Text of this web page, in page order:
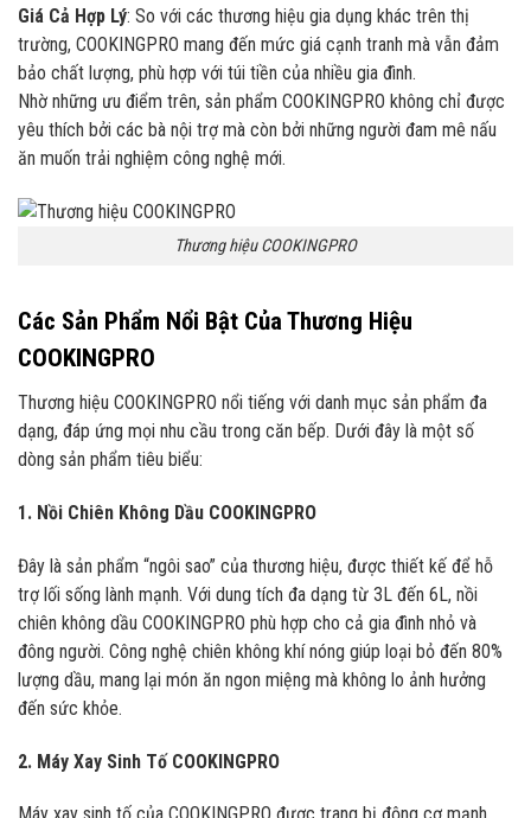
Giá Cả Hợp Lý: So với các thương hiệu gia dụng khác trên thị
trường, COOKINGPRO mang đến mức giá cạnh tranh mà vẫn đảm
bảo chất lượng, phù hợp với túi tiền của nhiều gia đình.
Nhờ những ưu điểm trên, sản phẩm COOKINGPRO không chỉ được
yêu thích bởi các bà nội trợ mà còn bởi những người đam mê nấu
ăn muốn trải nghiệm công nghệ mới.
Thương hiệu COOKINGPRO
Các Sản Phẩm Nổi Bật Của Thương Hiệu
COOKINGPRO
Thương hiệu COOKINGPRO nổi tiếng với danh mục sản phẩm đa
dạng, đáp ứng mọi nhu cầu trong căn bếp. Dưới đây là một số
dòng sản phẩm tiêu biểu:
1. Nồi Chiên Không Dầu COOKINGPRO
Đây là sản phẩm “ngôi sao” của thương hiệu, được thiết kế để hỗ
trợ lối sống lành mạnh. Với dung tích đa dạng từ 3L đến 6L, nồi
chiên không dầu COOKINGPRO phù hợp cho cả gia đình nhỏ và
đông người. Công nghệ chiên không khí nóng giúp loại bỏ đến 80%
lượng dầu, mang lại món ăn ngon miệng mà không lo ảnh hưởng
đến sức khỏe.
2. Máy Xay Sinh Tố COOKINGPRO